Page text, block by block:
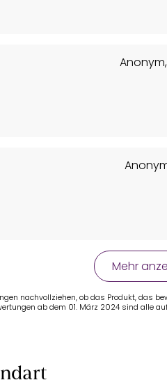
Anonym,
Mehr
nachvollziehen, ob das Produkt, das
ab dem 01. März 2024 sind alle